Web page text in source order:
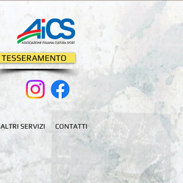
TESSERAMENTO
ALTRI SERVIZI CONTATTI